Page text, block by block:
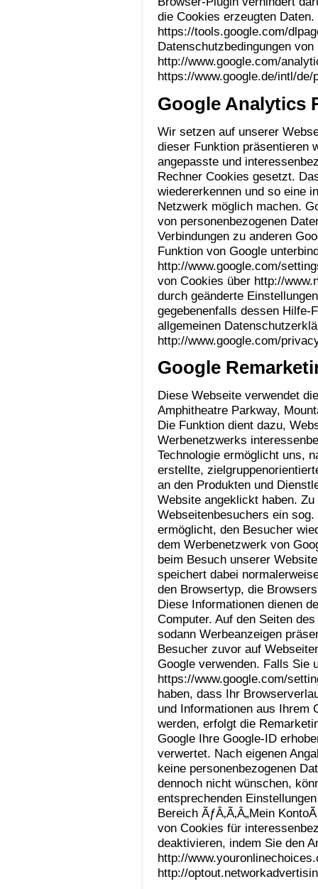
die Cookies erzeugten
https://tools.google.com/
Datenschutzbedingungen
http://www.google.com/
https://www.google.de/intl/de/
Google Analytics
Wir setzen auf unserer
dieser Funktion präsentieren
angepasste und
Rechner Cookies gesetzt.
wiedererkennen und so eine
Netzwerk möglich machen.
von personenbezogenen
Verbindungen zu anderen
Funktion von Google
http://www.google.com/
von Cookies über http://
durch geänderte
gegebenenfalls dessen Hilfe-
allgemeinen
http://www.google.com/
Google
Diese Webseite verwendet
Amphitheatre Parkway,
Die Funktion dient dazu,
Werbenetzwerks
Technologie ermöglicht uns,
erstellte,
an den Produkten und
Website angeklickt haben.
Webseitenbesuchers ein sog.
ermöglicht, den Besucher
dem Werbenetzwerk von
beim Besuch unserer
speichert dabei
den Browsertyp, die
Diese Informationen dienen
Computer. Auf den Seiten
sodann Werbeanzeigen
Besucher zuvor auf
Google verwenden. Falls Sie
https://www.google.com/
haben, dass Ihr
und Informationen aus Ihrem
werden, erfolgt die
Google Ihre Google-ID
verwertet. Nach eigenen
keine personenbezogenen
dennoch nicht wünschen,
entsprechenden
Bereich ÃƒÂ‚Ã‚Â„Mein
von Cookies für
deaktivieren, indem Sie den
http://
http://